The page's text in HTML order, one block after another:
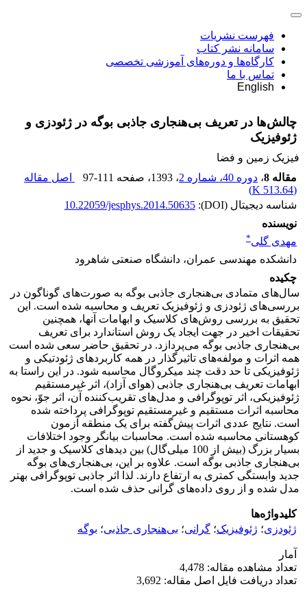
فهرست نشریات
سامانه نشر کتاب
کارگاه‌ها و دوره‌های آموزشی تخصصی
تماس با ما
English
چالش‌ها در تعریف بی‌‌هنجاری جاذبی بوگه در ژئودزی و
ژئوفیزیک
فیزیک زمین و فضا
مقاله 8
، دوره 40، شماره 2 ، 1393 ، صفحه 97-111
اصل مقاله
(
513.64 K
)
شناسه دیجیتال (DOI):
10.22059/jesphys.2014.50635
نویسنده
مهدی گلی*
دانشکده مهندسی عمران، دانشگاه صنعتی شاهرود
چکیده
سال‌های متمادی بی‌‌هنجاری جاذبی بوگه به صور‌ت‌های گوناگون در
بررسی‌های ژئودزی و ژئوفیزیک تعریف و محاسبه شده است. این
تحقیق به بررسی روش‌های کلاسیک و ابهامات آنها، همچنین
تحقیقات اخیر در جهت ایجاد یک روش استاندارد برای تعریف
بی‌‌هنجاری جاذبی بوگه می‌‌پردازد. در تحقیق حاضر سعی شده است
همه اثرات و مولفه‌‌های تاثیرگذار در همه کاربردهای ژئودتیکی و
ژئوفیزیکی تا حد دقت چند میکروگال محاسبه شود. در این راستا به
ابهامات تعریف بی‌‌هنجاری جاذبی (هوای آزاد)، اثر غیرمستقیم
ژئوفیزیکی، اثر توپوگرافی و مدل‌های تقریب‌‌کننده آن، اثر جوّ، نحوه
محاسبه اثرات مستقیم و غیرمستقیم توپوگرافی پرداخته شده
است. نتایج عددی اثرات پیش‌گفته برای یک منطقه آزمون
کوهستانی محاسبه شده است. محاسبات بیانگر وجود اختلافات
بسیار بزرگ (بیش از 100 میلی‌گال) بین دیدهای کلاسیک و جدید از
بی‌‌هنجاری جاذبی بوگه است. علاوه ‌‌بر این، بی‌‌هنجاری‌‌های بوگه
جدید وابستگی کمتری به ارتفاع دارند. لذا اثر جاذبی توپوگرافی بهتر
مدل شده و از روی داده‌‌‌‌‌های گرانی حذف شده است.
کلیدواژه‌ها
ژئودزی؛ ژئوفیزیک؛ گرانی؛ بی‌‌هنجاری جاذبی؛ بوگه
آمار
تعداد مشاهده مقاله: 4,478
تعداد دریافت فایل اصل مقاله: 3,692